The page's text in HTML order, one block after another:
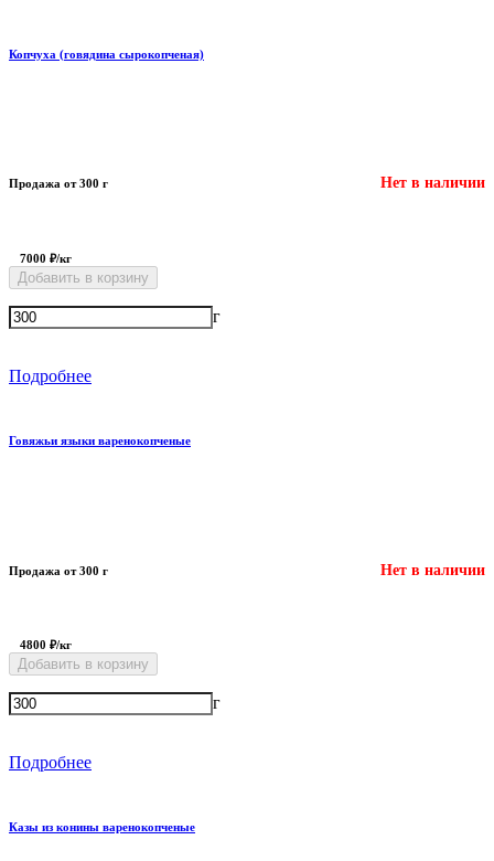
Копчуха (говядина сырокопченая)
Продажа от 300 г Нет в наличии
7000 ₽/кг
Добавить в корзину
г
Подробнее
Говяжьи языки варенокопченые
Продажа от 300 г Нет в наличии
4800 ₽/кг
Добавить в корзину
г
Подробнее
Казы из конины варенокопченые